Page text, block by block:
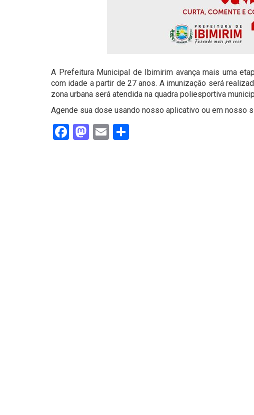
A Prefeitura Municipal de Ibimirim avança mais uma
com idade a partir de 27 anos. A imunização será
zona urbana será atendida na quadra poliesportiva
Agende sua dose usando nosso aplicativo ou em nosso
Facebook
Mastodon
Email